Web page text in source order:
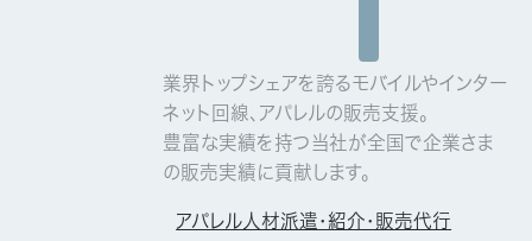
業界トップシェアを誇るモバイルやインター
ネット回線、アパレルの販売支援。
豊富な実績を持つ当社が全国で企業さま
の販売実績に貢献します。
アパレル人材派遣・紹介・販売代行